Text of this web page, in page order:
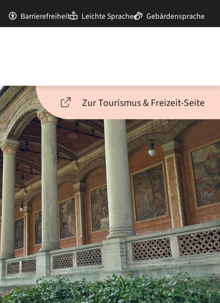
Barrierefreiheit Leichte Sprache Gebärdensprache
Zur Tourismus & Freizeit-Seite